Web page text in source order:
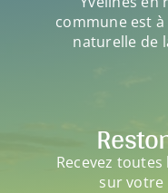
commune est
naturelle de
Recevez
sur votre